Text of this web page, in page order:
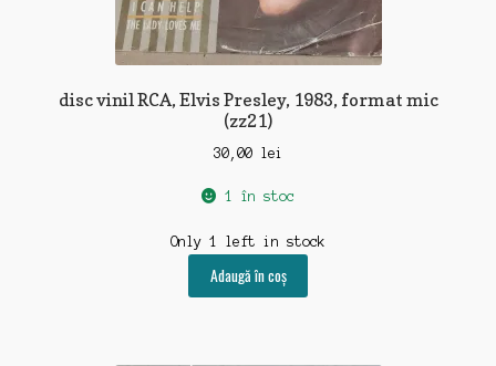
disc vinil RCA, Elvis Presley, 1983, format mic
(zz21)
30,00 lei
1 în stoc
Only 1 left in stock
Adaugă în coș